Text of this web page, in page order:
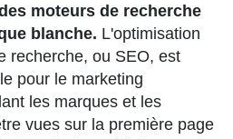
moteurs de recherche
blanche. L'optimisation
recherche, ou SEO, est
pour le marketing
les marques et les
vues sur la première page